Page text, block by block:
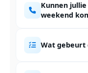
Kunnen
weekend
Wat gebeurt